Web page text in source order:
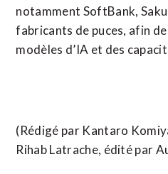
notamment SoftBank,
fabricants de puces, afin
modèles d’IA et des
(Rédigé par Kantaro
Rihab Latrache, ​édité par